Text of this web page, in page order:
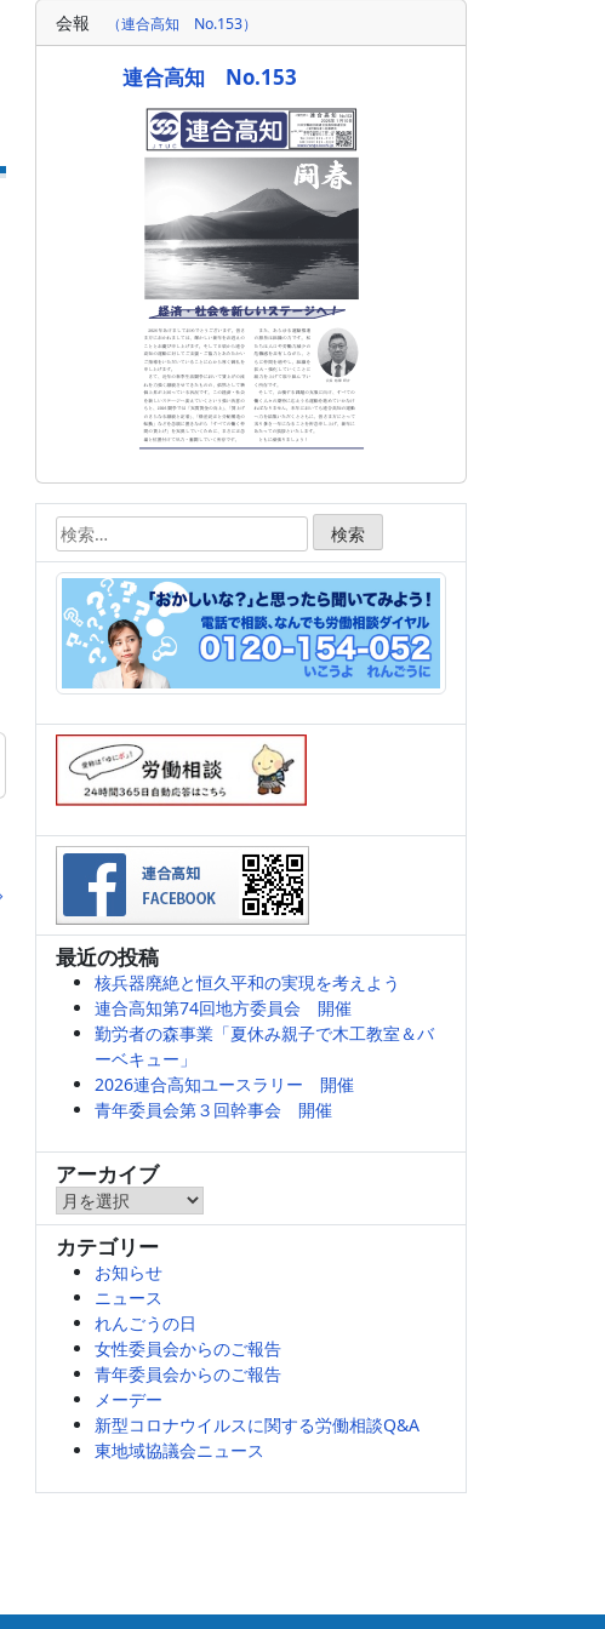
会報 （連合高知 No.153）
連合高知 No.153
検
索:
最近の投稿
核兵器廃絶と恒久平和の実現を考えよう
連合高知第74回地方委員会 開催
勤労者の森事業「夏休み親子で木工教室＆バ
ーベキュー」
2026連合高知ユースラリー 開催
青年委員会第３回幹事会 開催
アーカイブ
ア
ー
カ
カテゴリー
お知らせ
ニュース
れんごうの日
女性委員会からのご報告
青年委員会からのご報告
メーデー
新型コロナウイルスに関する労働相談Q&A
東地域協議会ニュース